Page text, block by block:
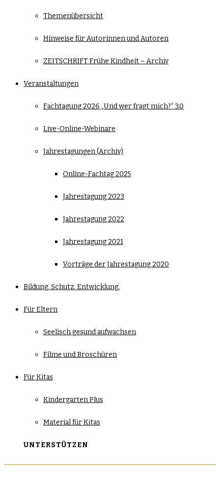
Themenübersicht
Hinweise für Autorinnen und Autoren
ZEITSCHRIFT Frühe Kindheit – Archiv
Veranstaltungen
Fachtagung 2026 „Und wer fragt mich?“ 3.0
Live-Online-Webinare
Jahrestagungen (Archiv)
Online-Fachtag 2025
Jahrestagung 2023
Jahrestagung 2022
Jahrestagung 2021
Vorträge der Jahrestagung 2020
Bildung. Schutz. Entwicklung.
Für Eltern
Seelisch gesund aufwachsen
Filme und Broschüren
Für Kitas
Kindergarten Plus
Material für Kitas
UNTERSTÜTZEN